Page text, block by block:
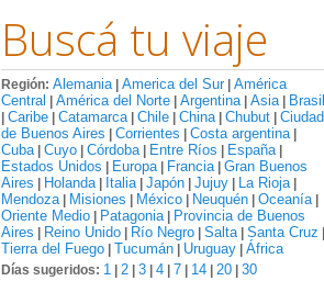
Buscá tu viaje
Región: Alemania| America del Sur| América
Central
América del Norte Argentina| Asia| Brasil
Caribe Catamarca| Chile China| Chubut Ciudad
de Buenos Aires
Corrientes Costa argentina|
Cuba| Cuyo Córdoba| Entre Ríos España|
Estados Unidos Europa| Francia| Gran Buenos
Aires
Holanda| Italia| Japón Jujuy La Rioja|
Mendoza| Misiones México Neuquén Oceanía|
Oriente Medio Patagonia|
Provincia de Buenos
Aires
Reino Unido Río Negro Salta| Santa Cruz
Tierra del Fuego Tucumán Uruguay África
Días sugeridos: 1 2 3 4 7 14 20 30